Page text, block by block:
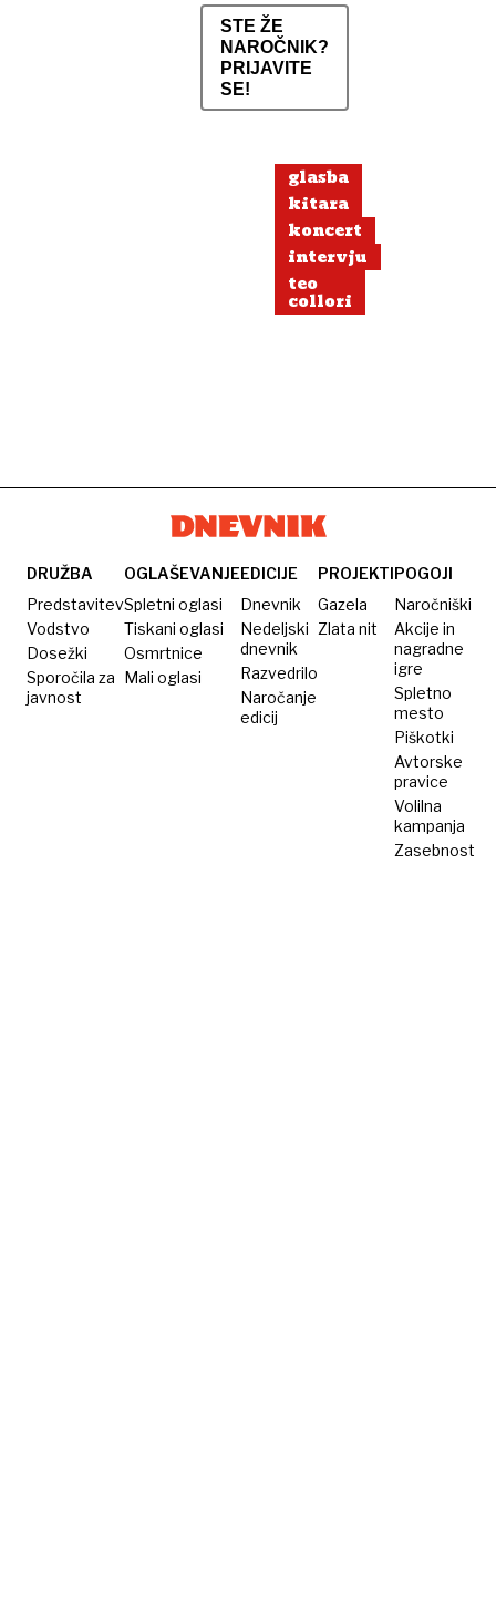
STE ŽE
NAROČNIK?
PRIJAVITE
SE!
glasba
kitara
koncert
intervju
teo
collori
DRUŽBA
Predstavitev
Vodstvo
Dosežki
Sporočila za
javnost
OGLAŠEVANJE
Spletni oglasi
Tiskani oglasi
Osmrtnice
Mali oglasi
EDICIJE
Dnevnik
Nedeljski
dnevnik
Razvedrilo
Naročanje
edicij
PROJEKTI
Gazela
Zlata nit
POGOJI
Naročniški
Akcije in
nagradne
igre
Spletno
mesto
Piškotki
Avtorske
pravice
Volilna
kampanja
Zasebnost